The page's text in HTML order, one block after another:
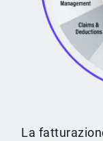
La